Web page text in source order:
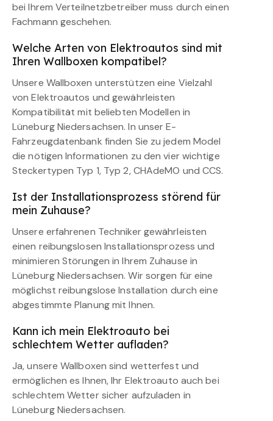
bei Ihrem Verteilnetzbetreiber muss durch einen
Fachmann geschehen.
Welche Arten von Elektroautos sind mit
Ihren Wallboxen kompatibel?
Unsere Wallboxen unterstützen eine Vielzahl
von Elektroautos und gewährleisten
Kompatibilität mit beliebten Modellen in
Lüneburg Niedersachsen. In unser E-
Fahrzeugdatenbank finden Sie zu jedem Model
die nötigen Informationen zu den vier wichtige
Steckertypen Typ 1, Typ 2, CHAdeMO und CCS.
Ist der Installationsprozess störend für
mein Zuhause?
Unsere erfahrenen Techniker gewährleisten
einen reibungslosen Installationsprozess und
minimieren Störungen in Ihrem Zuhause in
Lüneburg Niedersachsen. Wir sorgen für eine
möglichst reibungslose Installation durch eine
abgestimmte Planung mit Ihnen.
Kann ich mein Elektroauto bei
schlechtem Wetter aufladen?
Ja, unsere Wallboxen sind wetterfest und
ermöglichen es Ihnen, Ihr Elektroauto auch bei
schlechtem Wetter sicher aufzuladen in
Lüneburg Niedersachsen.